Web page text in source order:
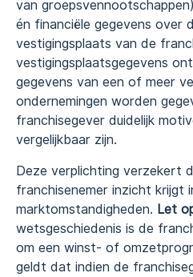
van
én financiële gegevens over
vestigingsplaats van de
vestigingsplaatsgegevens
gegevens van een of meer
ondernemingen worden
franchisegever duidelijk
vergelijkbaar zijn.
Deze verplichting verzekert
franchisenemer inzicht krijgt
marktomstandigheden. Let
wetsgeschiedenis is de
om een winst- of
geldt dat indien de